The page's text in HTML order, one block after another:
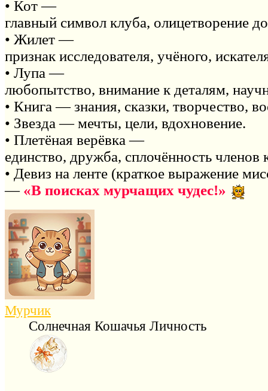
• Кот —
главный символ клуба, олицетворение
• Жилет —
признак исследователя, учёного,
• Лупа —
любопытство, внимание к деталям,
• Книга — знания, сказки, творчество,
• Звезда — мечты, цели, вдохновение.
• Плетёная верёвка —
единство, дружба, сплочённость членов
• Девиз на ленте (краткое выражение
— «В поисках мурчащих чудес!»
Мурчик
Солнечная Кошачья Личность